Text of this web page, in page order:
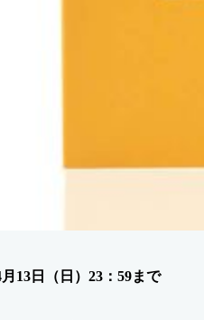
13日（日）23：59まで